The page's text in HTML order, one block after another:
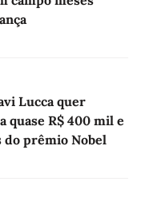
Lucca quer
quase R$ 400 mil e
do prêmio Nobel